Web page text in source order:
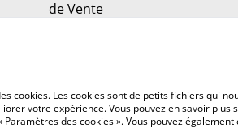
de Vente
cookies. Les cookies sont de petits fichiers qui
votre expérience. Vous pouvez en savoir
Paramètres des cookies ». Vous pouvez